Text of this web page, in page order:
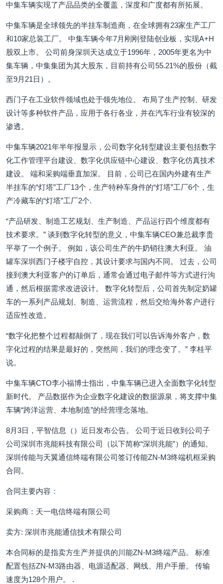
中集车辆实现了产品品类的全覆盖，深度和广度都有所拓展。
中集车辆是全球领先的半挂车制造商，在全球拥有23家生产工厂
和10家总装工厂。 中集车辆今年7月刚刚登陆创业板，实现A+H
股双上市。 公司前身深圳天达成立于1996年，2005年更名为中
集车辆，中集集团为其大股东，目前持有公司55.21%的股份（截
至9月21日）。
西门子在工业软件领域也处于领先地位。 布局了生产控制、研发
设计等多种软件产品，应用于各行各业，并在汽车行业有较深的
渗透。
中集车辆2021年半年报显示，公司数字化转型建设主要包括数字
化工作管理平台建设、数字化供应链中心建设、数字化仿真技术
建设。 端和采购端垂直加深。 目前，公司已在国内外建有生产
半挂车的“灯塔”工厂13个，生产特种车身件的“灯塔”工厂6个，生
产冷藏车的“灯塔”工厂2个.
“产品研发、制造工艺规划、生产制造、产品运行四个维度都有
技术要求。” 谈到数字化转型的意义，中集车辆CEO兼总裁李贵
平举了一个例子。 例如，该公司生产的牛奶销往澳大利亚。 油
罐车深圳西门子楼宇自控，其设计要求与国内不同。 过去，公司
接到澳大利亚客户的订单后，通常会通过电子邮件等方式进行沟
通，然后根据需求改进设计。 数字化转型后，公司首先制定奶罐
车的一系列产品规划、制造、运营流程，然后交给海外客户进行
适应性改造。
“数字化把整个过程都颠倒了，现在我们可以告诉海外客户，数
字化过程的结果是最好的，突然间，我们的理念变了。” 李桂平
说。
中集车辆CTO李小福博士指出，中集车辆已进入全面数字化转型
新时代。 产品数据作为企业数字化建设的数据源泉，将支撑中集
车辆“跨洋运营、本地制造”的经营理念落地。
8月3日，平智信息（）近日发布公告。 公司于近日收到公司子
公司深圳市兆能科技有限公司（以下简称“深圳兆能”）的通知。
深圳传能与天翼通信终端有限公司签订传能ZN-M3终端机框采购
合同。
合同主要内容：
采购商：天一电信终端有限公司
卖方: 深圳市兆能通信技术有限公司
本合同标的是指卖方生产并提供的川能ZN-M3终端产品。 标准
配置包括ZN-M3路由器、电源适配器、网线、用户手册。 传输
速度为128个用户。 .